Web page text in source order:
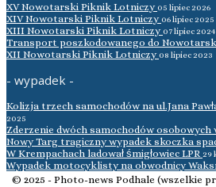
XV Nowotarski Piknik Lotniczy 05 lipiec 2026
XIV Nowotarski Piknik Lotniczy 06 lipiec 2025
XIII Nowotarski Piknik Lotniczy 07 lipiec 2024
Transport poszkodowanego do
XII Nowotarski Piknik Lotniczy 08 lipiec 2023
- wypadek -
Kolizja trzech samochodów na ul.Jana
2025
Zderzenie dwóch samochodów osobowych
Nowy Targ tragiczny wypadek skoczka
W Krempachach ladował śmigłowiec LPR 29
Wypadek motocyklisty na obwodnicy
© 2025 - Photo-news Podhale (wszelkie